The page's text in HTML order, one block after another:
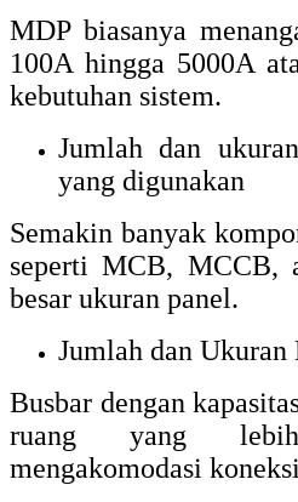
MDP biasanya
100A hingga 5000A
kebutuhan sistem.
Jumlah dan
yang digunakan
Semakin banyak
seperti MCB, MCCB,
besar ukuran panel.
Jumlah dan Ukuran
Busbar dengan
ruang yang
mengakomodasi